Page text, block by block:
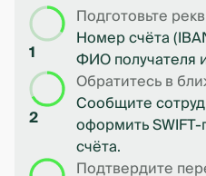
1
Подготовьте
Номер счёта
ФИО получателя
2
Обратитесь в
Сообщите
оформить
счёта.
Подтвердите